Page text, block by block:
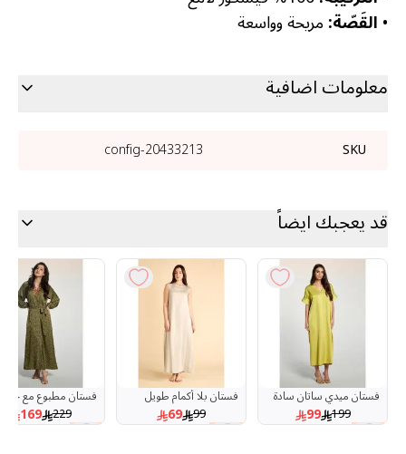
•القَصّة:مريحة وواسعة
معلومات اضافية
SKU
20433213-config
قد يعجبك ايضاً
فستان ميدي ساتان سادة
199
99
فستان بلا أكمام طويل
تحت العباية
99
69
فستان مطبوع مع حزام
وياقة دائرية
229
169